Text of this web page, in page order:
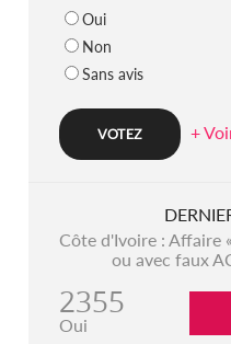
Oui
Non
Sans avis
+
Côte d'Ivoire : Affaire
ou avec faux
2355
Oui